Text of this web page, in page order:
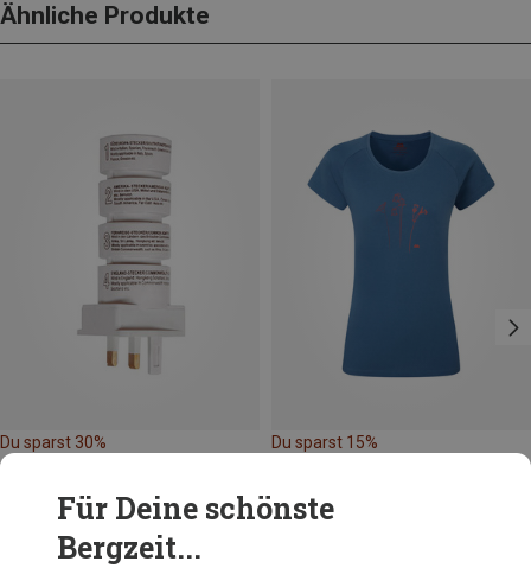
Ähnliche Produkte
Du sparst 30% Du sparst 15%
Für Deine schönste
Bergzeit...